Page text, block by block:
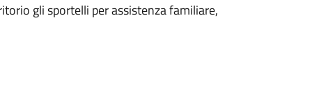
gli sportelli per assistenza familiare,